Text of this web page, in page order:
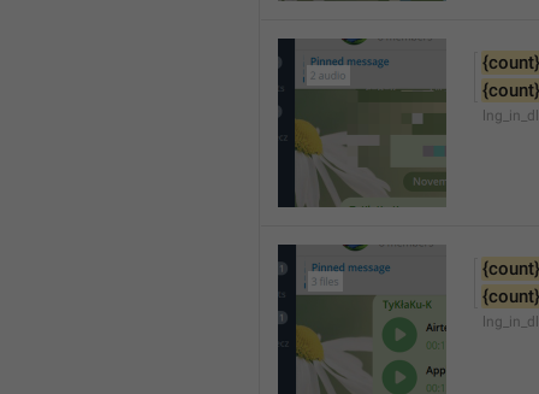
{count}
{count}
{count}
{count}